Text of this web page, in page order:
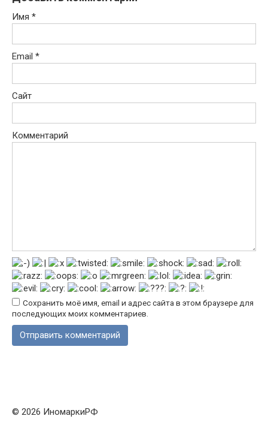
Имя *
Email *
Сайт
Комментарий
Сохранить моё имя, email и адрес сайта в этом браузере для
последующих моих комментариев.
© 2026 ИномаркиРФ